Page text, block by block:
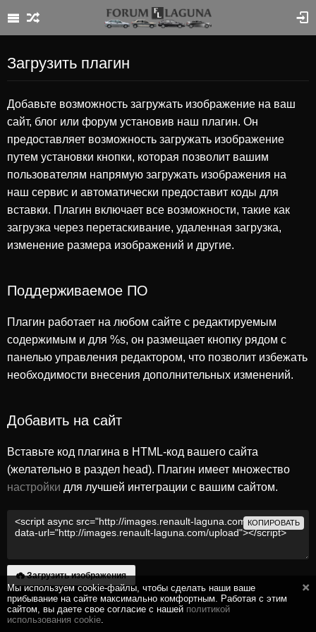
Загрузить плагин
Добавьте возможность загружать изображение на ваш
сайт, блог или форум установив наш плагин. Он
предоставляет возможность загружать изображение
путем установки кнопки, которая позволит вашим
пользователям напрямую загружать изображения на
наш сервис и автоматически предоставит коды для
вставки. Плагин включает все возможности, такие как
загрузка через перетаскивание, удаленная загрузка,
изменение размера изображений и другие.
Поддерживаемое ПО
Плагин работает на любом сайте с редактируемым
содержимым и для %s, он размещает кнопку рядом с
панелью управления редактором, что позволит избежать
необходимости внесения дополнительных изменений.
Добавить на сайт
Вставьте код плагина в HTML-код вашего сайта
(желательно в раздел head). Плагин имеет множество
настройки для лучшей интеграции с вашим сайтом.
КОПИРОВАТЬ
Загрузить изображения
Мы используем cookie-файлы, чтобы сделать наши ваше
прибывание на сайте максимально комфортным. Работая с этим
сайтом, вы даете свое согласие с нашей политикой
использования cookie.